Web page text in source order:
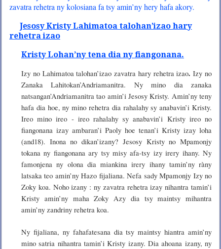
zavatra rehetra ny kolosiana fa tsy amin’ny hery hafa akory.
Jesosy Kristy Lahimatoa talohan’izao hary
rehetra izao
Kristy Lohan’ny tena dia ny fiangonana.
Izy no Lahimatoa talohan’izao zavatra hary rehetra izao. Izy no
Zanaka Lahitokan’Andriamanitra. Ny mino dia zanaka
natsangan’Andriamanitra tao amin’i Jesosy Kristy. Amin’ny teny
hafa dia hoe, ny mino rehetra dia rahalahy sy anabavin’i Kristy.
Ireo mino ireo - ireo rahalahy sy anabavin’i Kristy ireo no
fiangonana izay ambaran’i Paoly hoe tenan’i Kristy izay loha
(and18). Inona no dikan’izany? Jesosy Kristy no Mpamonjy
tokana ny fiangonana ary tsy misy afa-tsy izy irery ihany. Ny
famonjena ny olona dia miankina irery ihany tamin’ny ràny
latsaka teo amin’ny Hazo fijaliana. Nefa sady Mpamonjy Izy no
Zoky koa. Noho izany : ny zavatra rehetra izay nihantra tamin’i
Kristy amin’ny maha Zoky Azy dia tsy maintsy mihantra
amin’ny zandriny rehetra koa.
Ny fijaliana, ny fahafatesana dia tsy maintsy hiantra amin’ny
mino satria nihantra tamin’i Kristy izany. Dia ahoana izany, ny